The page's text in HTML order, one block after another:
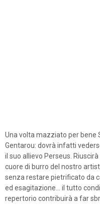
Una volta mazziato per bene
Gentarou: dovrà infatti
il suo allievo Perseus.
cuore di burro del nostro
senza restare pietrificato da
ed esagitazione... il tutto
repertorio contribuirà a far